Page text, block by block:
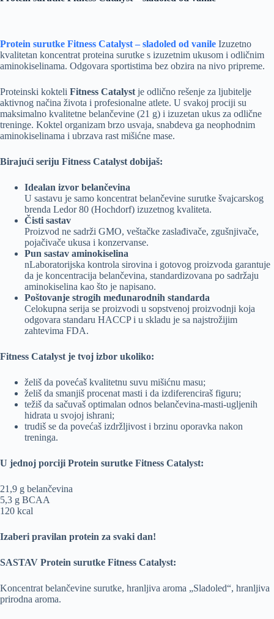
Protein surutke Fitness Catalyst – sladoled od vanile Izuzetno
kvalitetan koncentrat proteina surutke s izuzetnim ukusom i odličnim
aminokiselinama. Odgovara sportistima bez obzira na nivo pripreme.
Proteinski kokteli Fitness Catalyst je odlično rešenje za ljubitelje
aktivnog načina života i profesionalne atlete. U svakoj prociji su
maksimalno kvalitetne belančevine (21 g) i izuzetan ukus za odlične
treninge. Koktel organizam brzo usvaja, snabdeva ga neophodnim
aminokiselinama i ubrzava rast mišićne mase.
Birajući seriju Fitness Catalyst dobijaš:
Idealan izvor belančevina
U sastavu je samo koncentrat belančevine surutke švajcarskog
brenda Ledor 80 (Hochdorf) izuzetnog kvaliteta.
Čisti sastav
Proizvod ne sadrži GMO, veštačke zaslađivače, zgušnjivače,
pojačivače ukusa i konzervanse.
Pun sastav aminokiselina
nLaboratorijska kontrola sirovina i gotovog proizvoda garantuje
da je koncentracija belančevina, standardizovana po sadržaju
aminokiselina kao što je napisano.
Poštovanje strogih međunarodnih standarda
Celokupna serija se proizvodi u sopstvenoj proizvodnji koja
odgovara standaru HACCP i u skladu je sa najstrožijim
zahtevima FDA.
Fitness Catalyst je tvoj izbor ukoliko:
želiš da povećaš kvalitetnu suvu mišićnu masu;
želiš da smanjiš procenat masti i da izdiferenciraš figuru;
težiš da sačuvaš optimalan odnos belančevina-masti-ugljenih
hidrata u svojoj ishrani;
trudiš se da povećaš izdržljivost i brzinu oporavka nakon
treninga.
U jednoj porciji Protein surutke Fitness Catalyst:
21,9 g belančevina
5,3 g BCAA
120 kcal
Izaberi pravilan protein za svaki dan!
SASTAV Protein surutke Fitness Catalyst:
Koncentrat belančevine surutke, hranljiva aroma „Sladoled“, hranljiva
prirodna aroma.